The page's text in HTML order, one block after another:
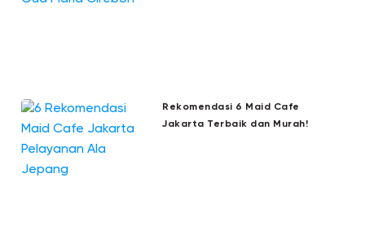
Rekomendasi 6 Maid Cafe
Jakarta Terbaik dan Murah!